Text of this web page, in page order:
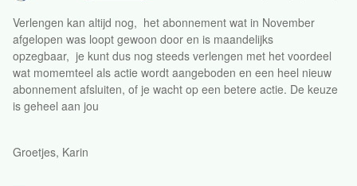
Verlengen kan altijd nog, het abonnement wat in November
afgelopen was loopt gewoon door en is maandelijks
opzegbaar, je kunt dus nog steeds verlengen met het voordeel
wat momemteel als actie wordt aangeboden en een heel nieuw
abonnement afsluiten, of je wacht op een betere actie. De keuze
is geheel aan jou
Groetjes, Karin